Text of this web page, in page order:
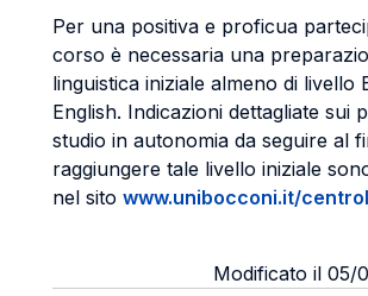
Per una positiva e proficua
corso è necessaria una
linguistica iniziale almeno di livello
English. Indicazioni dettagliate sui
studio in autonomia da seguire al
raggiungere tale livello iniziale
nel sito www.unibocconi.it/
Modificato il 05/